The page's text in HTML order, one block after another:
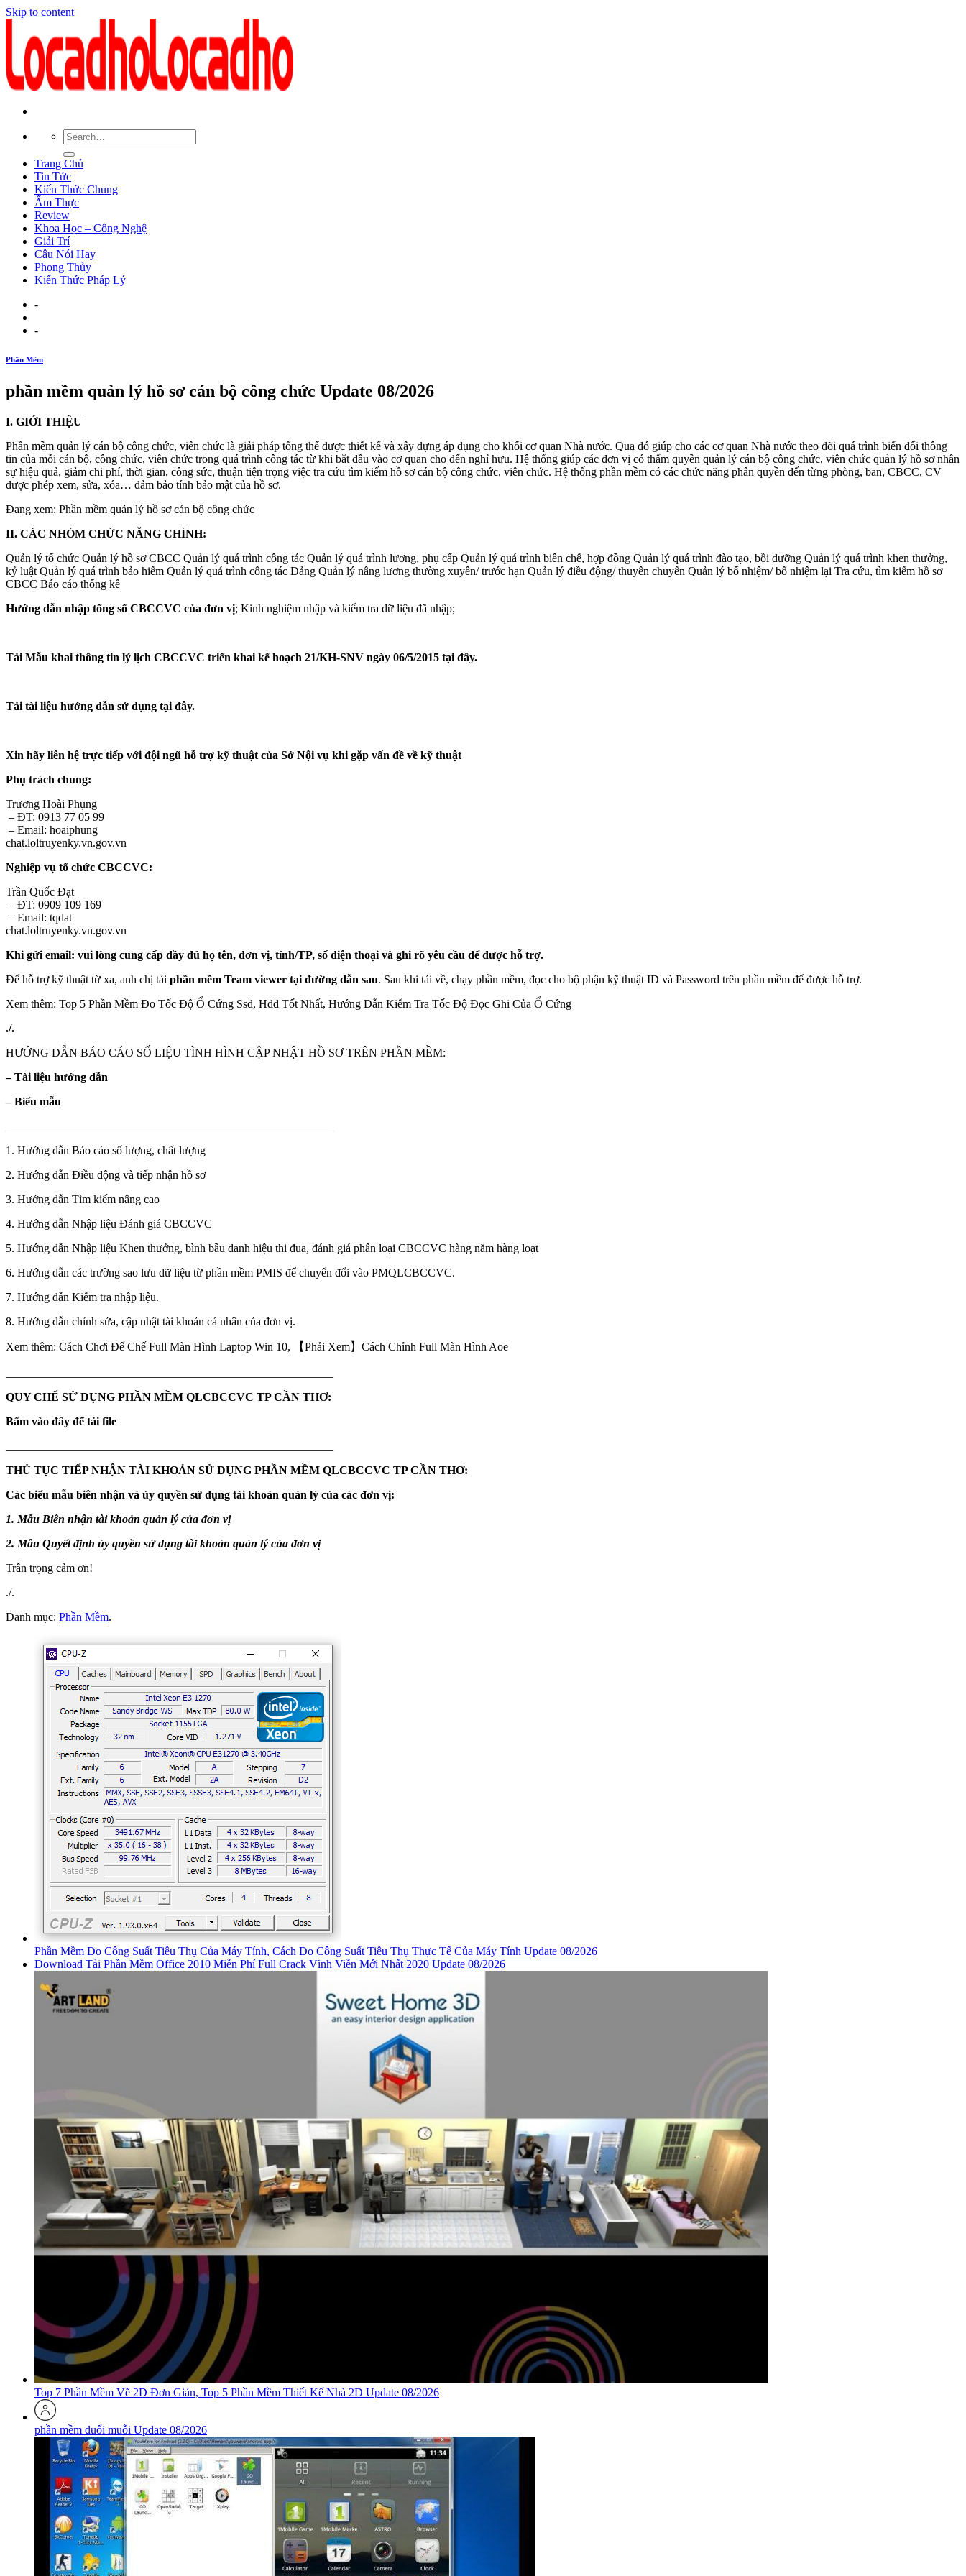
Skip to content
Trang Chủ
Tin Tức
Kiến Thức Chung
Ẩm Thực
Review
Khoa Học – Công Nghệ
Giải Trí
Câu Nói Hay
Phong Thủy
Kiến Thức Pháp Lý
-
-
Phần Mềm
phần mềm quản lý hồ sơ cán bộ công chức Update 08/2026
I. GIỚI THIỆU
Phần mềm quản lý cán bộ công chức, viên chức là giải pháp tổng thể được thiết kế và xây dựng áp dụng cho khối cơ quan Nhà nước. Qua đó giúp cho các cơ quan Nhà nước theo dõi quá trình biến đổi thông
tin của mỗi cán bộ, công chức, viên chức trong quá trình công tác từ khi bắt đầu vào cơ quan cho đến nghỉ hưu. Hệ thống giúp các đơn vị có thẩm quyền quản lý cán bộ công chức, viên chức quản lý hồ sơ nhân
sự hiệu quả, giảm chi phí, thời gian, công sức, thuận tiện trọng việc tra cứu tìm kiếm hồ sơ cán bộ công chức, viên chức. Hệ thống phần mềm có các chức năng phân quyền đến từng phòng, ban, CBCC, CV
được phép xem, sửa, xóa… đảm bảo tính bảo mật của hồ sơ.
Đang xem: Phần mềm quản lý hồ sơ cán bộ công chức
II. CÁC NHÓM CHỨC NĂNG CHÍNH:
Quản lý tổ chức Quản lý hồ sơ CBCC Quản lý quá trình công tác Quản lý quá trình lương, phụ cấp Quản lý quá trình biên chế, hợp đồng Quản lý quá trình đào tạo, bồi dưỡng Quản lý quá trình khen thưởng,
kỷ luật Quản lý quá trình bảo hiểm Quản lý quá trình công tác Đảng Quản lý nâng lương thường xuyên/ trước hạn Quản lý điều động/ thuyên chuyển Quản lý bổ nhiệm/ bổ nhiệm lại Tra cứu, tìm kiếm hồ sơ
CBCC Báo cáo thống kê
Hướng dẫn nhập tổng số CBCCVC của đơn vị; Kinh nghiệm nhập và kiểm tra dữ liệu đã nhập;
Tải Mẫu khai thông tin lý lịch CBCCVC triển khai kế hoạch 21/KH-SNV ngày 06/5/2015 tại đây.
Tải tài liệu hướng dẫn sử dụng tại đây.
Xin hãy liên hệ trực tiếp với đội ngũ hỗ trợ kỹ thuật của Sở Nội vụ khi gặp vấn đề về kỹ thuật
Phụ trách chung:
Trương Hoài Phụng
– ĐT: 0913 77 05 99
– Email: hoaiphung
chat.loltruyenky.vn.gov.vn
Nghiệp vụ tổ chức CBCCVC:
Trần Quốc Đạt
– ĐT: 0909 109 169
– Email: tqdat
chat.loltruyenky.vn.gov.vn
Khi gửi email: vui lòng cung cấp đầy đủ họ tên, đơn vị, tỉnh/TP, số điện thoại và ghi rõ yêu cầu để được hỗ trợ.
Để hỗ trợ kỹ thuật từ xa, anh chị tải phần mềm Team viewer tại đường dẫn sau. Sau khi tải về, chạy phần mềm, đọc cho bộ phận kỹ thuật ID và Password trên phần mềm để được hỗ trợ.
Xem thêm: Top 5 Phần Mềm Đo Tốc Độ Ổ Cứng Ssd, Hdd Tốt Nhất, Hướng Dẫn Kiểm Tra Tốc Độ Đọc Ghi Của Ổ Cứng
./.
HƯỚNG DẪN BÁO CÁO SỐ LIỆU TÌNH HÌNH CẬP NHẬT HỒ SƠ TRÊN PHẦN MỀM:
– Tài liệu hướng dẫn
– Biểu mẫu
1. Hướng dẫn Báo cáo số lượng, chất lượng
2. Hướng dẫn Điều động và tiếp nhận hồ sơ
3. Hướng dẫn Tìm kiếm nâng cao
4. Hướng dẫn Nhập liệu Đánh giá CBCCVC
5. Hướng dẫn Nhập liệu Khen thưởng, bình bầu danh hiệu thi đua, đánh giá phân loại CBCCVC hàng năm hàng loạt
6. Hướng dẫn các trường sao lưu dữ liệu từ phần mềm PMIS để chuyển đổi vào PMQLCBCCVC.
7. Hướng dẫn Kiểm tra nhập liệu.
8. Hướng dẫn chỉnh sửa, cập nhật tài khoản cá nhân của đơn vị.
Xem thêm: Cách Chơi Đế Chế Full Màn Hình Laptop Win 10, 【Phải Xem】Cách Chỉnh Full Màn Hình Aoe
QUY CHẾ SỬ DỤNG PHẦN MỀM QLCBCCVC TP CẦN THƠ:
Bấm vào đây để tải file
THỦ TỤC TIẾP NHẬN TÀI KHOẢN SỬ DỤNG PHẦN MỀM QLCBCCVC TP CẦN THƠ:
Các biểu mẫu biên nhận và ủy quyền sử dụng tài khoản quản lý của các đơn vị:
1. Mẫu Biên nhận tài khoản quản lý của đơn vị
2. Mẫu Quyết định ủy quyền sử dụng tài khoản quản lý của đơn vị
Trân trọng cảm ơn!
./.
Danh mục: Phần Mềm.
Phần Mềm Đo Công Suất Tiêu Thụ Của Máy Tính, Cách Đo Công Suất Tiêu Thụ Thực Tế Của Máy Tính Update 08/2026
Download Tải Phần Mềm Office 2010 Miễn Phí Full Crack Vĩnh Viễn Mới Nhất 2020 Update 08/2026
Top 7 Phần Mềm Vẽ 2D Đơn Giản, Top 5 Phần Mềm Thiết Kế Nhà 2D Update 08/2026
phần mềm đuổi muỗi Update 08/2026